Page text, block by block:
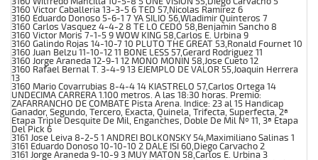
3160 Victor Caballeria 13-3-5 6 TED 57,Nicolas Ramirez 6
3160 Eduardo Donoso 5-6-1 7 YA SILIO 56,Wladimir Quinteros 7
3160 Carlos Vasquez 4-4-2 8 TE LO CEDO 58,Benjamin Sancho 8
3160 Victor Moris 7-1-5 9 WOW KING 58,Carlos E. Urbina 9
3160 Galindo Rojas 14-10-7 10 PLUTO THE GREAT 53,Ronald Fournet 10
3160 Juan Belzu 11-10-12 11 BONE LESS 57,Gerard Rodriguez 11
3160 Jorge Araneda 12-9-1 12 MONO MONIN 58,Jose Cueto 12
3160 Rafael Bernal T. 3-4-9 13 EJEMPLO DE VALOR 55,Joaquin Herrera
13
3160 Mario Covarrubias 8-4-4 14 KIASTRELO 57,Carlos Ortega 14
UNDECIMA CARRERA 1.100 metros. A las 18:30 horas. Premio:
ZAFARRANCHO DE COMBATE Pista Arena. Indice: 23 al 15 Handicap
Ganador, Segundo, Tercero, Exacta, Quinela, Trifecta, Superfecta, 2ª
Etapa Triple Desquite De Mil, Enganches, Doble De Mil Nº 11, 3ª Etapa
Del Pick 6
3161 Jose Leiva 8-2-5 1 ANDREI BOLKONSKY 54,Maximiliano Salinas 1
3161 Eduardo Donoso 10-10-10 2 DALE ISI 60,Diego Carvacho 2
3161 Jorge Araneda 9-10-9 3 MUY MATON 58,Carlos E. Urbina 3